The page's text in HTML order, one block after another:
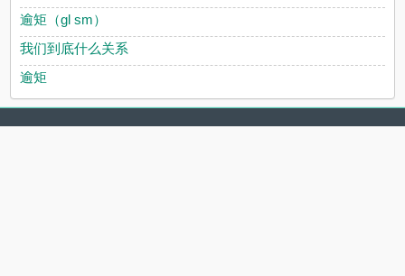
逾矩（gl sm）
我们到底什么关系
逾矩